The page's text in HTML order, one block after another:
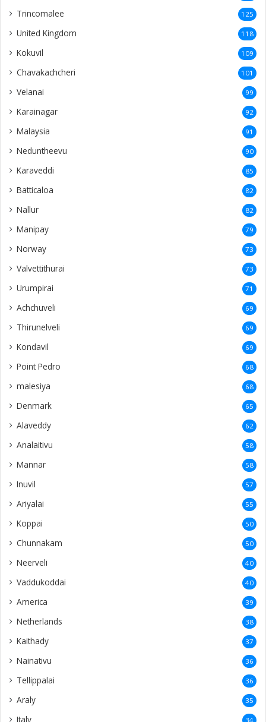
Trincomalee 125
United Kingdom 118
Kokuvil 109
Chavakachcheri 101
Velanai 99
Karainagar 92
Malaysia 91
Neduntheevu 90
Karaveddi 85
Batticaloa 82
Nallur 82
Manipay 79
Norway 73
Valvettithurai 73
Urumpirai 71
Achchuveli 69
Thirunelveli 69
Kondavil 69
Point Pedro 68
malesiya 68
Denmark 65
Alaveddy 62
Analaitivu 58
Mannar 58
Inuvil 57
Ariyalai 55
Koppai 50
Chunnakam 50
Neerveli 40
Vaddukoddai 40
America 39
Netherlands 38
Kaithady 37
Nainativu 36
Tellippalai 36
Araly 35
Italy 34